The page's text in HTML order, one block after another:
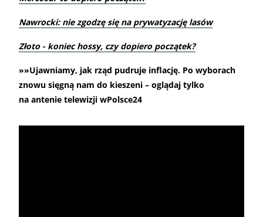
Nawrocki: nie zgodzę się na prywatyzację lasów
Złoto - koniec hossy, czy dopiero początek?
»»Ujawniamy, jak rząd pudruje inflację. Po wyborach
znowu sięgną nam do kieszeni – oglądaj tylko
na antenie telewizji wPolsce24